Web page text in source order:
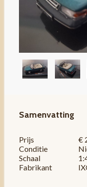
Samenvatting
Prijs
€
Conditie
Schaal
Fabrikant